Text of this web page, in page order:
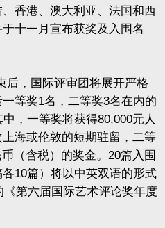
香港、澳大利亚、法国和西
十一月宣布获奖及入围名
后，国际评审团将展开严格
等奖1名，二等奖3名在内的
，一等奖将获得80,000元人
海或伦敦的短期驻留，二等
（含税）的奖金。 20篇入围
10篇）将以中英双语的形式
《第六届国际艺术评论奖年度